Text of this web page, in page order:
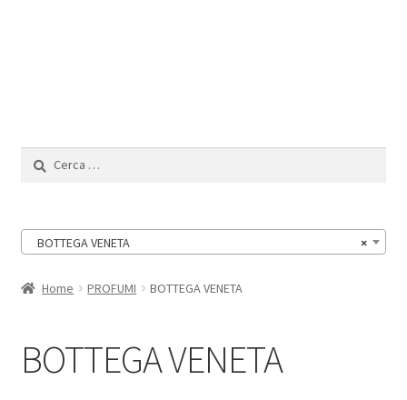
×
BOTTEGA VENETA
Home PROFUMI BOTTEGA VENETA
BOTTEGA VENETA